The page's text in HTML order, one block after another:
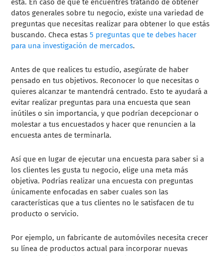
esta. En caso de que te encuentres tratando de obtener
datos generales sobre tu negocio, existe una variedad de
preguntas que necesitas realizar para obtener lo que estás
buscando. Checa estas5 preguntas que te debes hacer
para una investigación de mercados.
Antes de que realices tu estudio, asegúrate de haber
pensado en tus objetivos. Reconocer lo que necesitas o
quieres alcanzar te mantendrá centrado. Esto te ayudará a
evitar realizar preguntas para una encuesta que sean
inútiles o sin importancia, y que podrían decepcionar o
molestar a tus encuestados y hacer que renuncien a la
encuesta antes de terminarla.
Así que en lugar de ejecutar una encuesta para saber si a
los clientes les gusta tu negocio, elige una meta más
objetiva. Podrías realizar una encuesta con preguntas
únicamente enfocadas en saber cuales son las
características que a tus clientes no le satisfacen de tu
producto o servicio.
Por ejemplo, un fabricante de automóviles necesita crecer
su línea de productos actual para incorporar nuevas